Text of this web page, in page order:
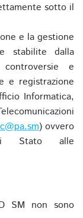
sotto il
e la gestione
stabilite dalla
e
e registrazione
Informatica,
) ovvero
Stato alle
SM non sono